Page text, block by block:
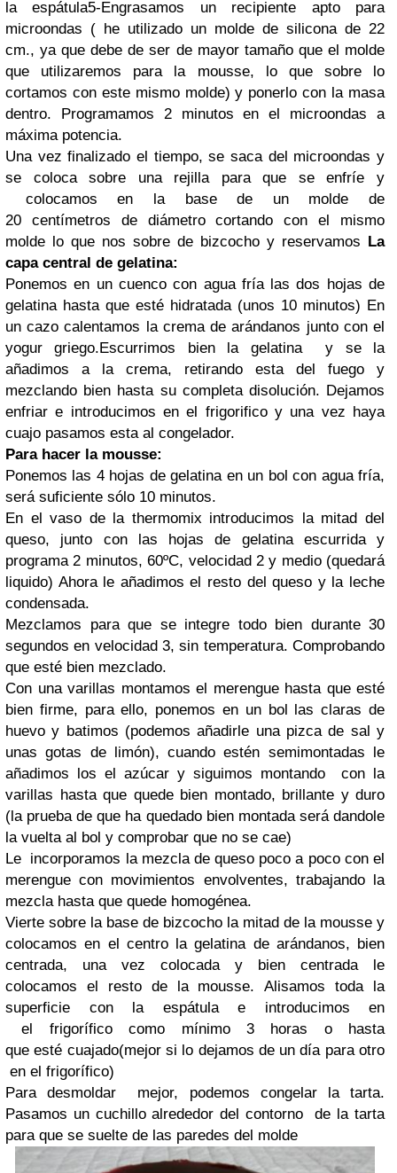
la espátula5-Engrasamos un recipiente apto para
microondas ( he utilizado un molde de silicona de 22
cm., ya que debe de ser de mayor tamaño que el molde
que utilizaremos para la mousse, lo que sobre lo
cortamos con este mismo molde) y ponerlo con la masa
dentro. Programamos 2 minutos en el microondas a
máxima potencia.
Una vez finalizado el tiempo, se saca del microondas y
se coloca sobre una rejilla para que se enfríe y
colocamos en la base de un molde de
20 centímetros de diámetro cortando con el mismo
molde lo que nos sobre de bizcocho y reservamos La
capa central de gelatina:
Ponemos en un cuenco con agua fría las dos hojas de
gelatina hasta que esté hidratada (unos 10 minutos) En
un cazo calentamos la crema de arándanos junto con el
yogur griego.Escurrimos bien la gelatina y se la
añadimos a la crema, retirando esta del fuego y
mezclando bien hasta su completa disolución. Dejamos
enfriar e introducimos en el frigorifico y una vez haya
cuajo pasamos esta al congelador.
Para hacer la mousse:
Ponemos las 4 hojas de gelatina en un bol con agua fría,
será suficiente sólo 10 minutos.
En el vaso de la thermomix introducimos la mitad del
queso, junto con las hojas de gelatina escurrida y
programa 2 minutos, 60ºC, velocidad 2 y medio (quedará
liquido) Ahora le añadimos el resto del queso y la leche
condensada.
Mezclamos para que se integre todo bien durante 30
segundos en velocidad 3, sin temperatura. Comprobando
que esté bien mezclado.
Con una varillas montamos el merengue hasta que esté
bien firme, para ello, ponemos en un bol las claras de
huevo y batimos (podemos añadirle una pizca de sal y
unas gotas de limón), cuando estén semimontadas le
añadimos los el azúcar y siguimos montando con la
varillas hasta que quede bien montado, brillante y duro
(la prueba de que ha quedado bien montada será dandole
la vuelta al bol y comprobar que no se cae)
Le incorporamos la mezcla de queso poco a poco con el
merengue con movimientos envolventes, trabajando la
mezcla hasta que quede homogénea.
Vierte sobre la base de bizcocho la mitad de la mousse y
colocamos en el centro la gelatina de arándanos, bien
centrada, una vez colocada y bien centrada le
colocamos el resto de la mousse. Alisamos toda la
superficie con la espátula e introducimos en
el frigorífico como mínimo 3 horas o hasta
que esté cuajado(mejor si lo dejamos de un día para otro
en el frigorífico)
Para desmoldar mejor, podemos congelar la tarta.
Pasamos un cuchillo alrededor del contorno de la tarta
para que se suelte de las paredes del molde